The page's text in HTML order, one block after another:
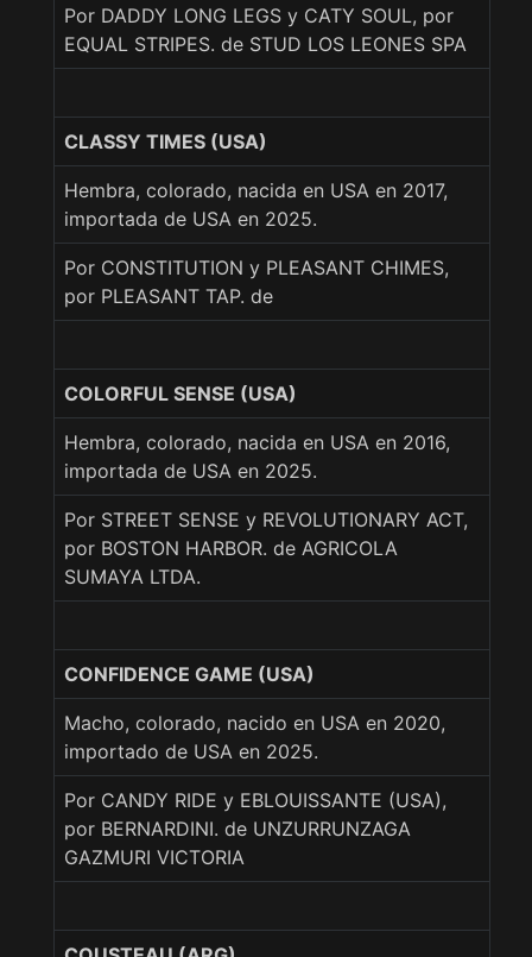
Por DADDY LONG LEGS y CATY SOUL, por
EQUAL STRIPES. de STUD LOS LEONES SPA
CLASSY TIMES (USA)
Hembra, colorado, nacida en USA en 2017,
importada de USA en 2025.
Por CONSTITUTION y PLEASANT CHIMES,
por PLEASANT TAP. de
COLORFUL SENSE (USA)
Hembra, colorado, nacida en USA en 2016,
importada de USA en 2025.
Por STREET SENSE y REVOLUTIONARY ACT,
por BOSTON HARBOR. de AGRICOLA
SUMAYA LTDA.
CONFIDENCE GAME (USA)
Macho, colorado, nacido en USA en 2020,
importado de USA en 2025.
Por CANDY RIDE y EBLOUISSANTE (USA),
por BERNARDINI. de UNZURRUNZAGA
GAZMURI VICTORIA